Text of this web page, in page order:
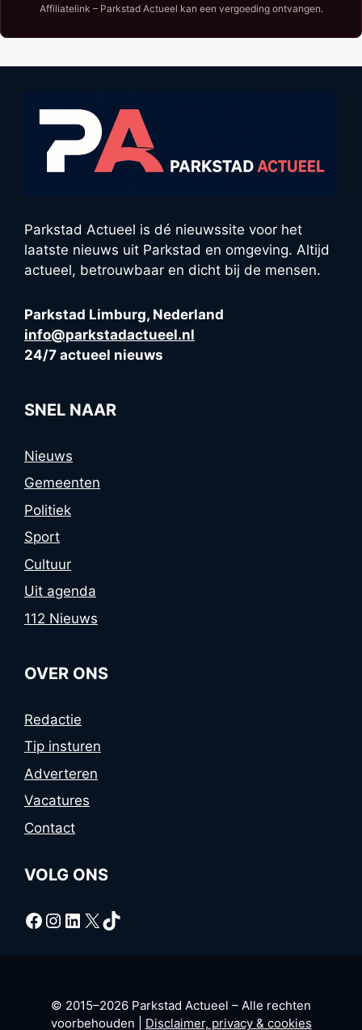
Affiliatelink – Parkstad Actueel kan een vergoeding ontvangen.
Parkstad Actueel is dé nieuwssite voor het
laatste nieuws uit Parkstad en omgeving. Altijd
actueel, betrouwbaar en dicht bij de mensen.
Parkstad Limburg, Nederland
info@parkstadactueel.nl
24/7 actueel nieuws
SNEL NAAR
Nieuws
Gemeenten
Politiek
Sport
Cultuur
Uit agenda
112 Nieuws
OVER ONS
Redactie
Tip insturen
Adverteren
Vacatures
Contact
VOLG ONS
Facebook
Instagram
LinkedIn
X TikTok
© 2015–2026 Parkstad Actueel – Alle rechten
voorbehouden | Disclaimer, privacy & cookies